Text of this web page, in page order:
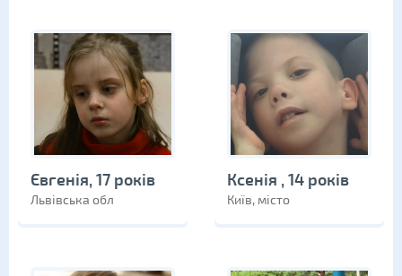
Євгенія, 17 років
Львівська обл
Ксенія , 14 років
Київ, місто